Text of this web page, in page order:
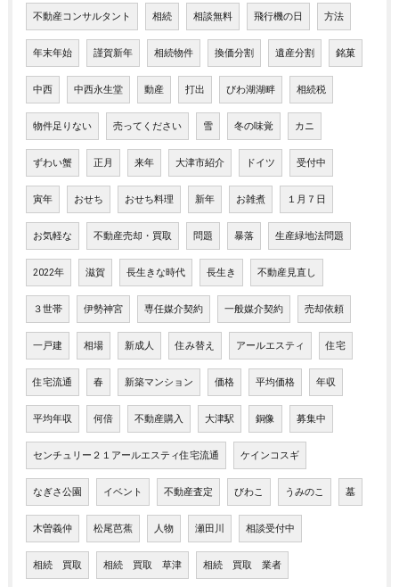
不動産コンサルタント 相続 相談無料 飛行機の日 方法
年末年始 謹賀新年 相続物件 換価分割 遺産分割 銘菓
中西 中西永生堂 動産 打出 びわ湖湖畔 相続税
物件足りない 売ってください 雪 冬の味覚 カニ
ずわい蟹 正月 来年 大津市紹介 ドイツ 受付中
寅年 おせち おせち料理 新年 お雑煮 １月７日
お気軽な 不動産売却・買取 問題 暴落 生産緑地法問題
2022年 滋賀 長生きな時代 長生き 不動産見直し
３世帯 伊勢神宮 専任媒介契約 一般媒介契約 売却依頼
一戸建 相場 新成人 住み替え アールエスティ 住宅
住宅流通 春 新築マンション 価格 平均価格 年収
平均年収 何倍 不動産購入 大津駅 銅像 募集中
センチュリー２１アールエスティ住宅流通 ケインコスギ
なぎさ公園 イベント 不動産査定 びわこ うみのこ 墓
木曽義仲 松尾芭蕉 人物 瀬田川 相談受付中
相続 買取 相続 買取 草津 相続 買取 業者